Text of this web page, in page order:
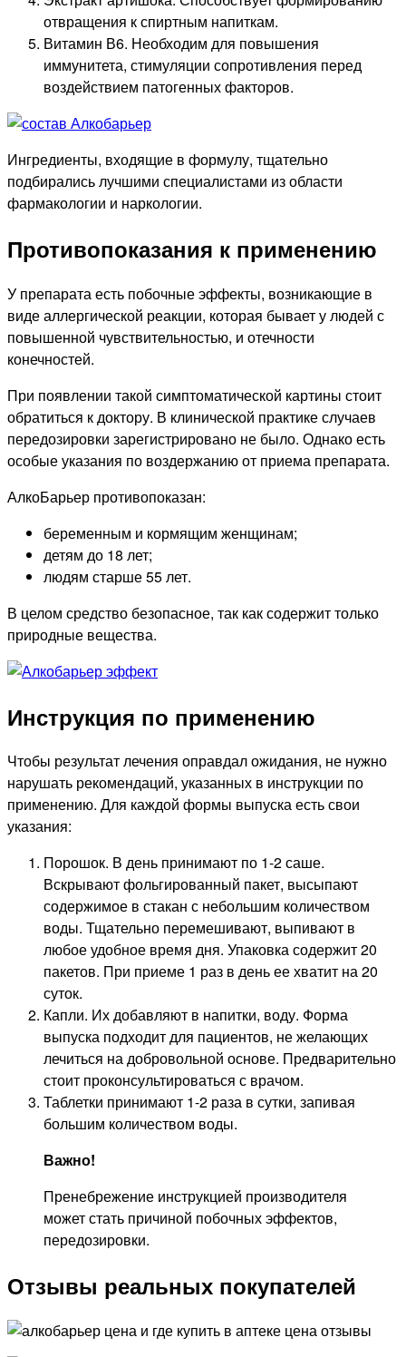
отвращения к спиртным напиткам.
Витамин В6. Необходим для повышения
иммунитета, стимуляции сопротивления перед
воздействием патогенных факторов.
Ингредиенты, входящие в формулу, тщательно
подбирались лучшими специалистами из области
фармакологии и наркологии.
Противопоказания к применению
У препарата есть побочные эффекты, возникающие в
виде аллергической реакции, которая бывает у людей с
повышенной чувствительностью, и отечности
конечностей.
При появлении такой симптоматической картины стоит
обратиться к доктору. В клинической практике случаев
передозировки зарегистрировано не было. Однако есть
особые указания по воздержанию от приема препарата.
АлкоБарьер противопоказан:
беременным и кормящим женщинам;
детям до 18 лет;
людям старше 55 лет.
В целом средство безопасное, так как содержит только
природные вещества.
Инструкция по применению
Чтобы результат лечения оправдал ожидания, не нужно
нарушать рекомендаций, указанных в инструкции по
применению. Для каждой формы выпуска есть свои
указания:
Порошок. В день принимают по 1-2 саше.
Вскрывают фольгированный пакет, высыпают
содержимое в стакан с небольшим количеством
воды. Тщательно перемешивают, выпивают в
любое удобное время дня. Упаковка содержит 20
пакетов. При приеме 1 раз в день ее хватит на 20
суток.
Капли. Их добавляют в напитки, воду. Форма
выпуска подходит для пациентов, не желающих
лечиться на добровольной основе. Предварительно
стоит проконсультироваться с врачом.
Таблетки принимают 1-2 раза в сутки, запивая
большим количеством воды.
Важно!
Пренебрежение инструкцией производителя
может стать причиной побочных эффектов,
передозировки.
Отзывы реальных покупателей